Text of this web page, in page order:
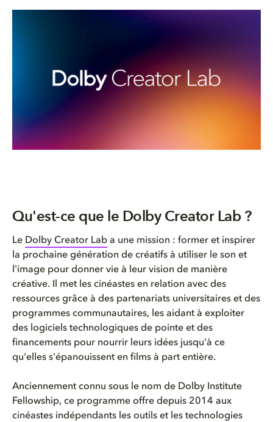
Qu'est-ce que le Dolby Creator Lab ?
Le Dolby Creator Lab a une mission : former et inspirer
la prochaine génération de créatifs à utiliser le son et
l'image pour donner vie à leur vision de manière
créative. Il met les cinéastes en relation avec des
ressources grâce à des partenariats universitaires et des
programmes communautaires, les aidant à exploiter
des logiciels technologiques de pointe et des
financements pour nourrir leurs idées jusqu'à ce
qu'elles s'épanouissent en films à part entière.
Anciennement connu sous le nom de Dolby Institute
Fellowship, ce programme offre depuis 2014 aux
cinéastes indépendants les outils et les technologies